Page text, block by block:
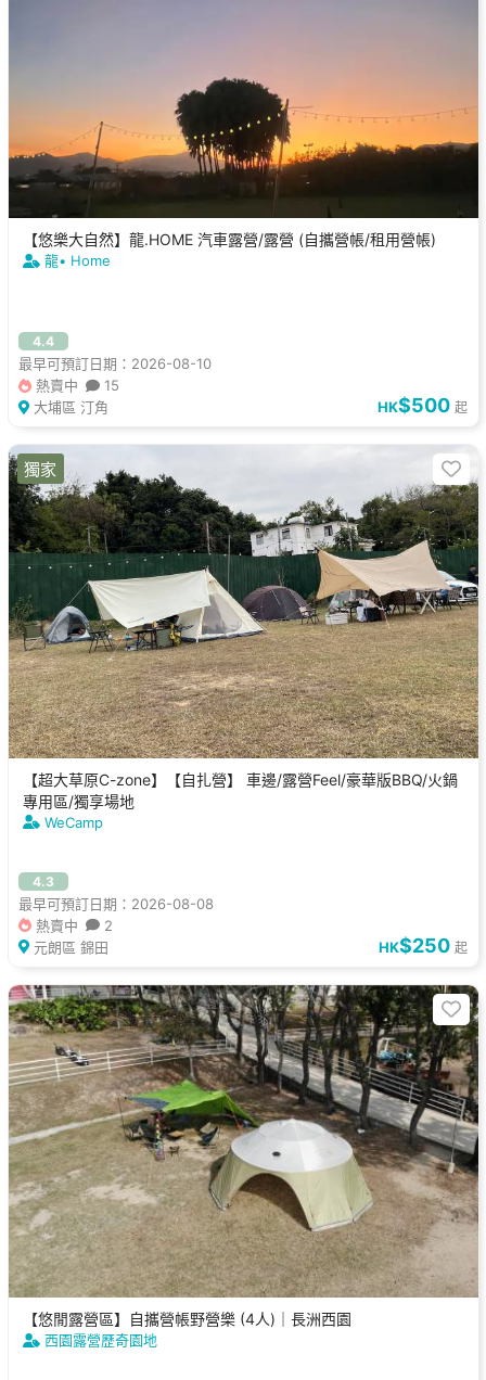
【悠樂大自然】龍.HOME 汽車露營/露營 (自攜營帳/租用營帳)
龍• Home
4.4
最早可預訂日期：2026-08-10
熱賣中
15
大埔區 汀角
HK$500 起
【超大草原C-zone】【自扎營】 車邊/露營Feel/豪華版BBQ/火鍋
專用區/獨享場地
WeCamp
4.3
最早可預訂日期：2026-08-08
熱賣中
2
元朗區 錦田
HK$250 起
獨家
【悠閒露營區】自攜營帳野營樂 (4人)｜長洲西園
西園露營歷奇園地